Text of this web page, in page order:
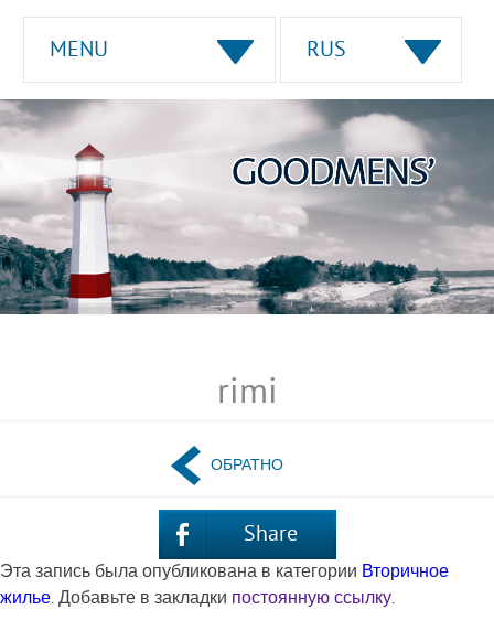
MENU RUS
rimi
ОБРАТНО
Share
Эта запись была опубликована в категории Вторичное
жилье. Добавьте в закладки постоянную ссылку.